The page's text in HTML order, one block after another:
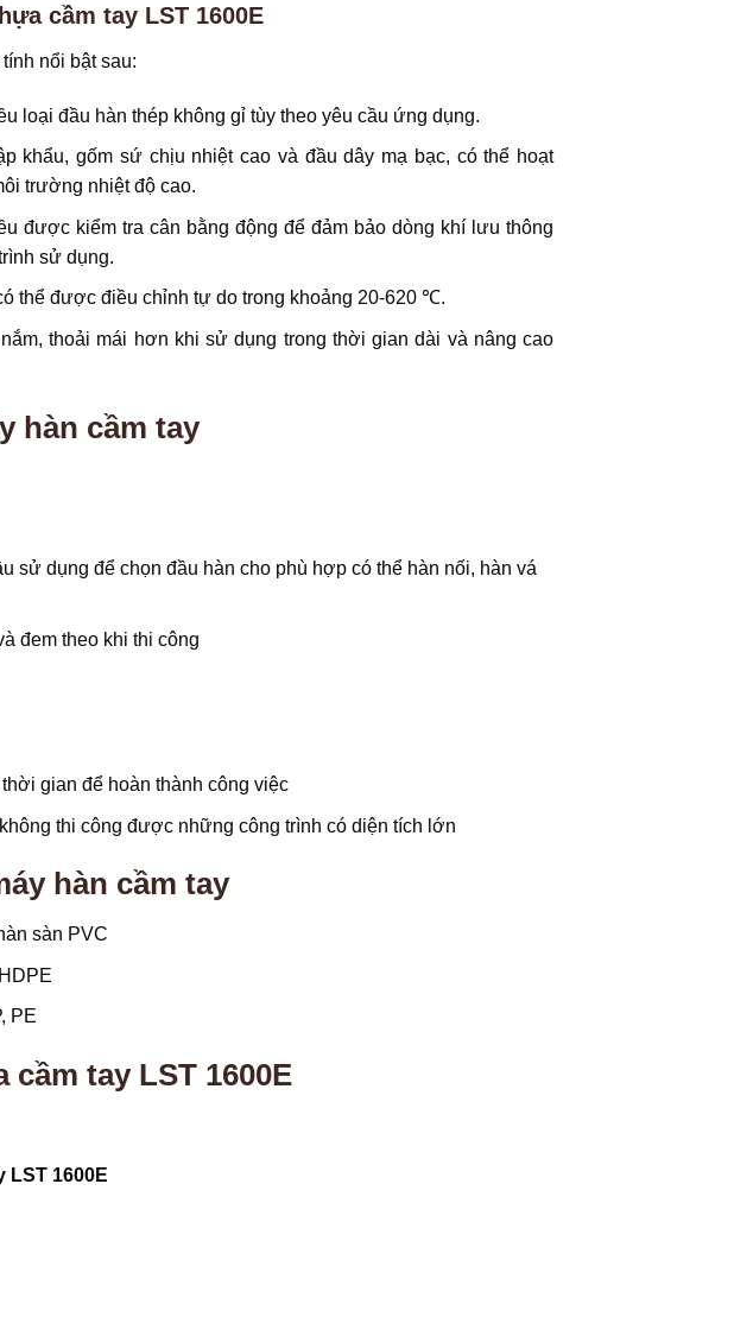
cầm tay LST 1600E
nổi bật sau:
loại đầu hàn thép không gỉ tùy theo yêu cầu ứng dụng.
khẩu, gốm sứ chịu nhiệt cao và đầu dây mạ bạc, có thể hoạt
trường nhiệt độ cao.
được kiểm tra cân bằng động để đảm bảo dòng khí lưu thông
sử dụng.
thể được điều chỉnh tự do trong khoảng 20-620 ℃.
thoải mái hơn khi sử dụng trong thời gian dài và nâng cao
hàn cầm tay
sử dụng để chọn đầu hàn cho phù hợp có thể hàn nối, hàn vá
đem theo khi thi công
gian để hoàn thành công việc
thi công được những công trình có diện tích lớn
hàn cầm tay
sàn PVC
PE
cầm tay LST 1600E
LST 1600E